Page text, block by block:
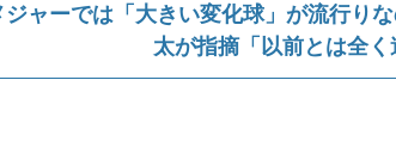
ジャーでは「大きい変化球」が流行り
太が指摘「以前とは全く